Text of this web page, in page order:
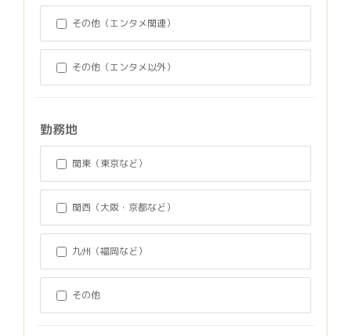
その他（エンタメ関連）
その他（エンタメ以外）
勤務地
関東（東京など）
関西（大阪・京都など）
九州（福岡など）
その他